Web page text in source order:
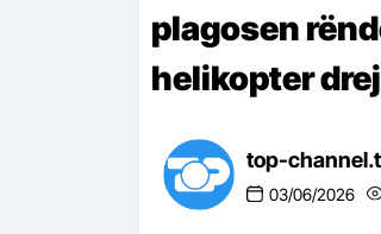
plagosen
helikopter
top-
03/06/2026